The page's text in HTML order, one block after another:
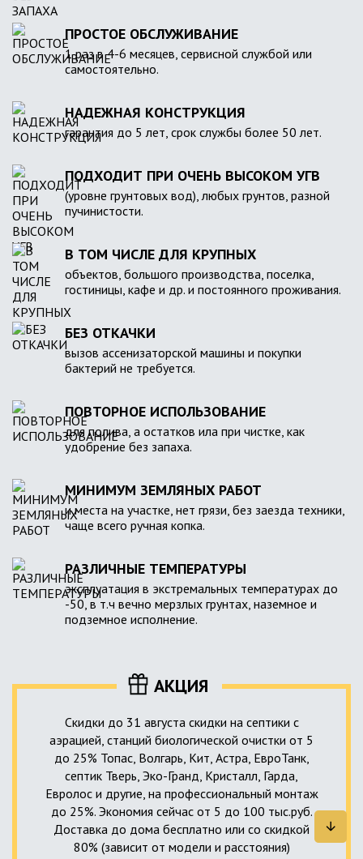
ПРОСТОЕ ОБСЛУЖИВАНИЕ
1 раз в 4-6 месяцев, сервисной службой или
самостоятельно.
НАДЕЖНАЯ КОНСТРУКЦИЯ
гарантия до 5 лет, срок службы более 50 лет.
ПОДХОДИТ ПРИ ОЧЕНЬ ВЫСОКОМ УГВ
(уровне грунтовых вод), любых грунтов, разной
пучинистости.
В ТОМ ЧИСЛЕ ДЛЯ КРУПНЫХ
объектов, большого производства, поселка,
гостиницы, кафе и др. и постоянного проживания.
БЕЗ ОТКАЧКИ
вызов ассенизаторской машины и покупки
бактерий не требуется.
ПОВТОРНОЕ ИСПОЛЬЗОВАНИЕ
для полива, а остатков ила при чистке, как
удобрение без запаха.
МИНИМУМ ЗЕМЛЯНЫХ РАБОТ
и места на участке, нет грязи, без заезда техники,
чаще всего ручная копка.
РАЗЛИЧНЫЕ ТЕМПЕРАТУРЫ
эксплуатация в экстремальных температурах до
-50, в т.ч вечно мерзлых грунтах, наземное и
подземное исполнение.
АКЦИЯ
Скидки до 31 августа скидки на септики с
аэрацией, станций биологической очистки от 5
до 25% Топас, Волгарь, Кит, Астра, ЕвроТанк,
септик Тверь, Эко-Гранд, Кристалл, Гарда,
Евролос и другие, на профессиональный монтаж
до 25%. Экономия сейчас от 5 до 100 тыс.руб.
Доставка до дома бесплатно или со скидкой
80% (зависит от модели и расстояния)